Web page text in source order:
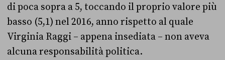
di poca sopra a 5, toccando il proprio valore più
basso (5,1) nel 2016, anno rispetto al quale
Virginia Raggi – appena insediata – non aveva
alcuna responsabilità politica.